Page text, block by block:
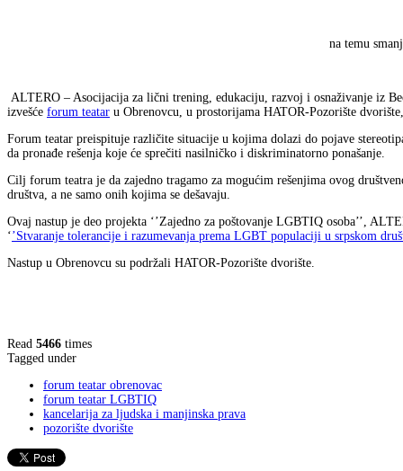
na temu
ALTERO – Asocijacija za lični trening, edukaciju, razvoj i osnaživanje iz
izvešće forum teatar u Obrenovcu, u prostorijama HATOR-Pozorište
Forum teatar preispituje različite situacije u kojima dolazi do pojave
da pronađe rešenja koje će sprečiti nasilničko i diskriminatorno ponašanje.
Cilj forum teatra je da zajedno tragamo za mogućim rešenjima ovog
društva, a ne samo onih kojima se dešavaju.
Ovaj nastup je deo projekta ‘’Zajedno za poštovanje LGBTIQ osoba’’,
‘’Stvaranje tolerancije i razumevanja prema LGBT populaciji u srpskom
Nastup u Obrenovcu su podržali HATOR-Pozorište dvorište.
Read 5466 times
Tagged under
forum teatar obrenovac
forum teatar LGBTIQ
kancelarija za ljudska i manjinska prava
pozorište dvorište